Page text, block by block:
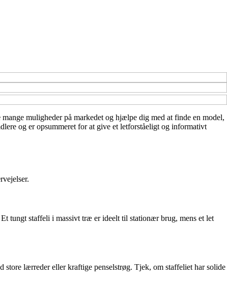
muligheder på markedet og hjælpe dig med at finde en model,
og er opsummeret for at give et letforståeligt og informativt
tungt staffeli i massivt træ er ideelt til stationær brug, mens et let
lærreder eller kraftige penselstrøg. Tjek, om staffeliet har solide